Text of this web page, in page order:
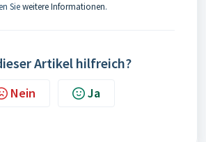
Sieweitere Informationen.
Artikel hilfreich?
Nein Ja